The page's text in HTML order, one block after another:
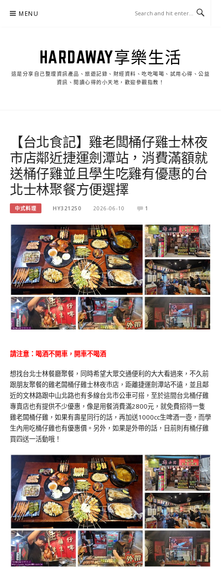
MENU
HARDAWAY享樂生活
這是分享自己整理資訊產品、旅遊記錄、財經資料、吃吃喝喝、試用心得、公益
資訊、閱讀心得的小天地，歡迎參觀指教！
【台北食記】雞老闆桶仔雞士林夜
市店鄰近捷運劍潭站，消費滿額就
送桶仔雞並且學生吃雞有優惠的台
北士林聚餐方便選擇
中式料理 HY321250 2026-06-10 1
請注意：喝酒不開車，開車不喝酒
想找台北士林餐廳聚餐，同時希望大眾交通便利的大大看過來，不久前
跟朋友聚餐的雞老闆桶仔雞士林夜市店，距離捷運劍潭站不遠，並且鄰
近的文林路跟中山北路也有多線台北市公車可搭，至於這間台北桶仔雞
專賣店也有提供不少優惠，像是用餐消費滿2800元，就免費招待一隻
雞老闆桶仔雞，如果有壽星同行的話，再加送1000cc生啤酒一壺，而學
生內用吃桶仔雞也有優惠價。另外，如果是外帶的話，目前則有桶仔雞
買四送一活動哦！